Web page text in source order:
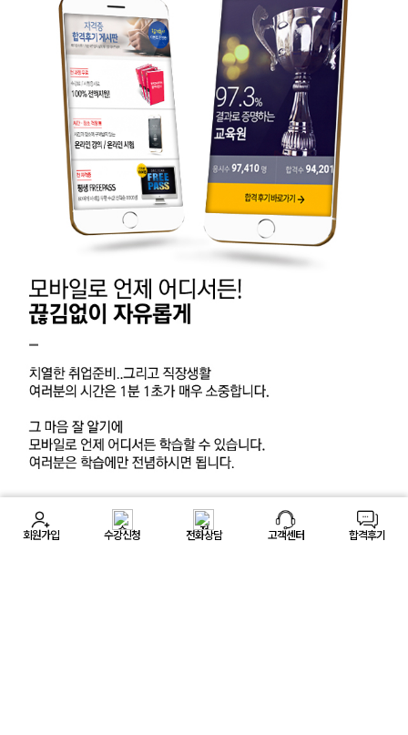
회원가입 수강신청 전화상담 고객센터 합격후기